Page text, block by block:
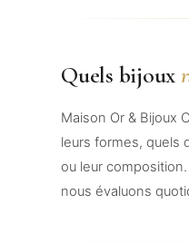
Quels bijoux
Maison Or & Bijoux
leurs formes, quels
ou leur
nous évaluons